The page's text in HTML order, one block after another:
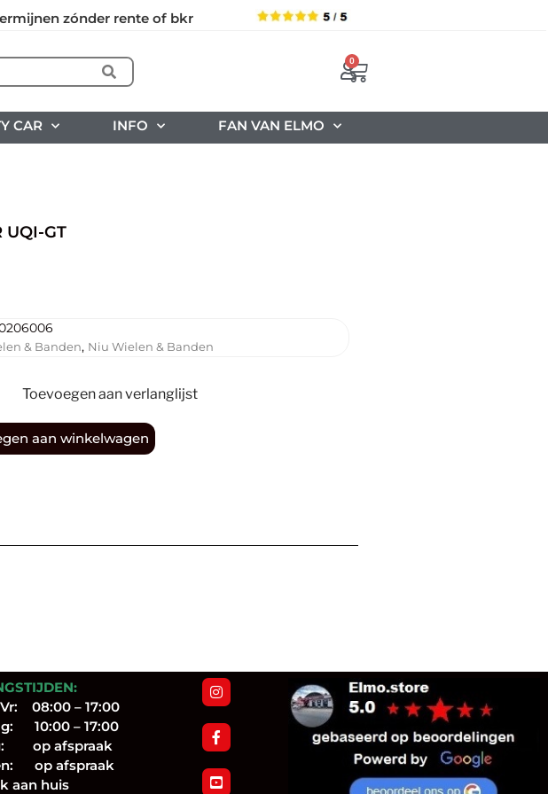
zónder rente of bkr
0
CAR INFO FAN VAN ELMO
UQI-GT
& Banden, Niu Wielen & Banden
Toevoegen aan verlanglijst
aan winkelwagen
08:00 – 17:00
10:00 – 17:00
op afspraak
op afspraak
aan huis